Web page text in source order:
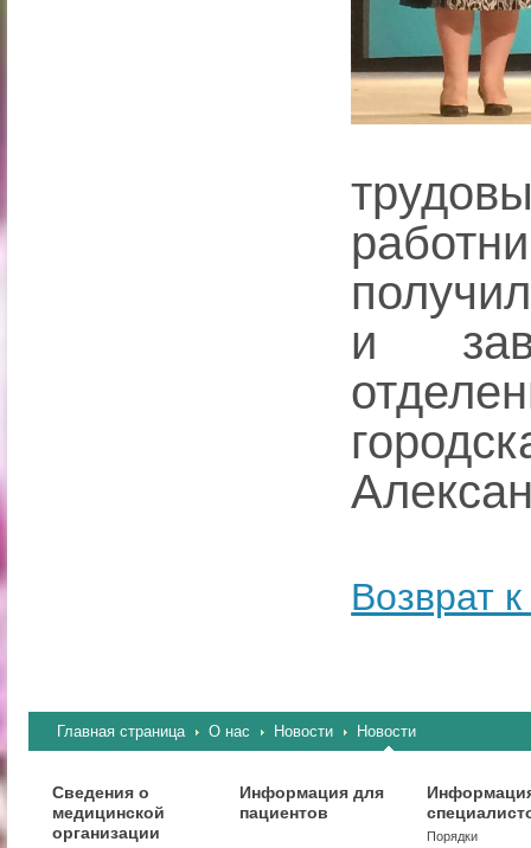
и
Возврат к
Главная страница О нас Новости Новости
Сведения о
медицинской
организации
Информация для
пациентов
Порядки